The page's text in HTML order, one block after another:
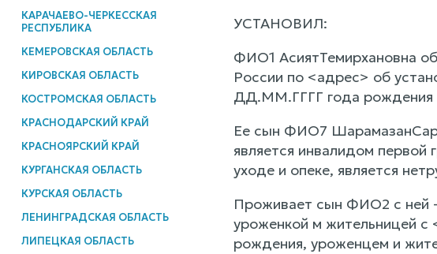
КАРАЧАЕВО-ЧЕРКЕССКАЯ
РЕСПУБЛИКА
КЕМЕРОВСКАЯ ОБЛАСТЬ
КИРОВСКАЯ ОБЛАСТЬ
КОСТРОМСКАЯ ОБЛАСТЬ
КРАСНОДАРСКИЙ КРАЙ
КРАСНОЯРСКИЙ КРАЙ
КУРГАНСКАЯ ОБЛАСТЬ
КУРСКАЯ ОБЛАСТЬ
ЛЕНИНГРАДСКАЯ ОБЛАСТЬ
ЛИПЕЦКАЯ ОБЛАСТЬ
УСТАНОВИЛ:
ФИО1 АсиятТемирхановна
России по <адрес> об
ДД.ММ.ГГГГ года рождения
Ее сын ФИО7
является инвалидом
уходе и опеке, является
Проживает сын ФИО2 с ней
уроженкой м жительницей
рождения, уроженцем и